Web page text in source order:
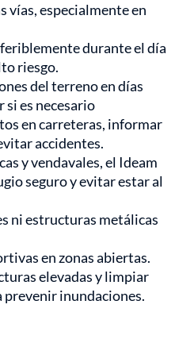
vías, especialmente en
durante el día
riesgo.
del terreno en días
si es necesario
en carreteras, informar
accidentes.
y vendavales, el Ideam
seguro y evitar estar al
ni estructuras metálicas
en zonas abiertas.
elevadas y limpiar
prevenir inundaciones.